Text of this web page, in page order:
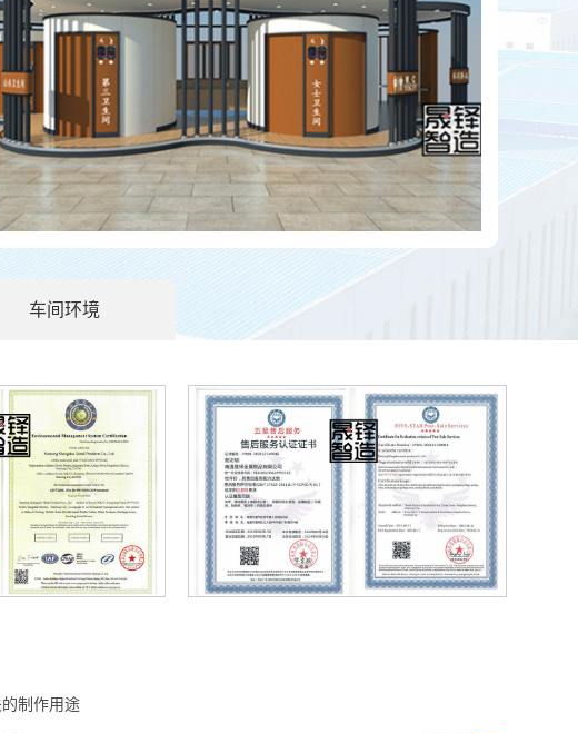
车间环境
制作用途
厕所的排泄物会自动消失吗？
移动厕所应用越来越广泛了，尤其是旅游景点居多。那么移动厕所上的
...
垃圾分类房的优点有哪些？
垃圾分类房是指分布在社区内的垃圾分类站：环保垃圾分类屋占地约10
垃圾房价格的主要因素有哪些？
觉得是垃圾房厂家想要多赚钱，作为厂家的晟铎智造往往会耐心的解
由于...
的垃圾房多少钱一个平方？
厕所的结构是由什么组成的？